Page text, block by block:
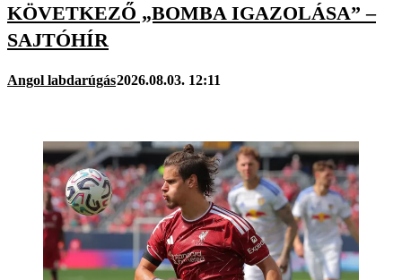
KÖVETKEZŐ „BOMBA IGAZOLÁSA” –
SAJTÓHÍR
Angol labdarúgás2026.08.03. 12:11